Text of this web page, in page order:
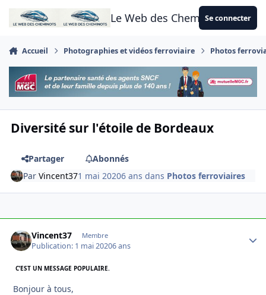
Aller au contenu
Le Web des CheminotsSe connecter
Accueil Photographies et vidéos ferroviaire Photos
Diversité sur l'étoile de Bordeaux
Partager
Abonnés
ParVincent371 mai 20206 ans dans Photos ferroviaires
Vincent37 Membre
Publication: 1 mai 20206 ans
C’EST UN MESSAGE POPULAIRE.
Bonjour à tous,